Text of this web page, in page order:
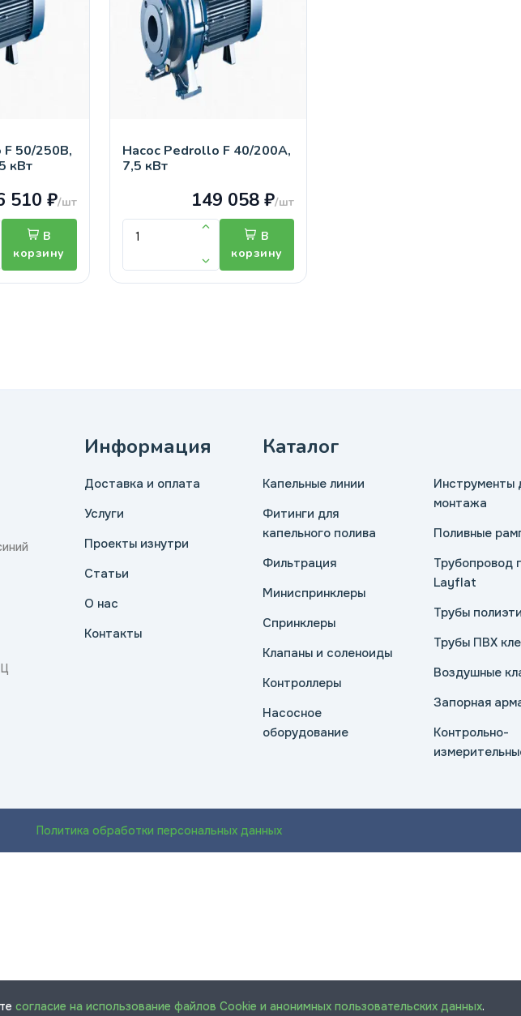
50/250B,
кВт
510 ₽/шт
В
корзину
Насос Pedrollo F 40/200А,
7,5 кВт
149 058 ₽/шт
В
корзину
Информация
Доставка и оплата
Услуги
Проекты изнутри
Статьи
О нас
Контакты
Каталог
Капельные линии
Фитинги для
капельного полива
Фильтрация
Миниспринклеры
Спринклеры
Клапаны и соленоиды
Контроллеры
Насосное
оборудование
Инструменты
монтажа
Поливные
Трубопровод
Layflat
Трубы
Трубы ПВХ
Воздушные
Запорная
Контрольно-
Политика обработки персональных данных
согласие на использование файлов Cookie и анонимных пользовательских данных.